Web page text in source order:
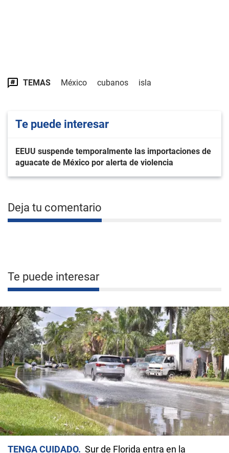
TEMAS México cubanos isla
Te puede interesar
EEUU suspende temporalmente las importaciones de
aguacate de México por alerta de violencia
Deja tu comentario
Te puede interesar
TENGA CUIDADO
Sur de Florida entra en la